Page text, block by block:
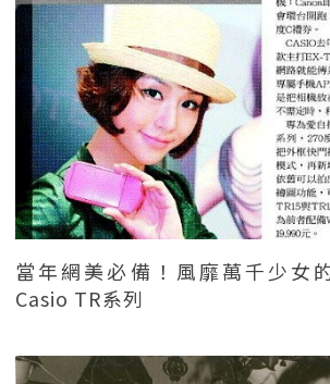
當年網美必備！風靡萬千少女
Casio TR系列